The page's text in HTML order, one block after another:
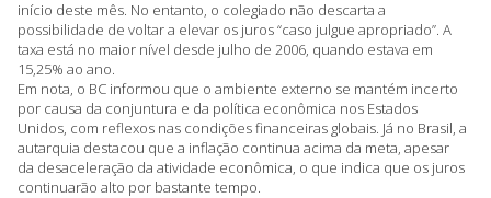
início deste mês. No entanto, o colegiado não descarta a
possibilidade de voltar a elevar os juros “caso julgue apropriado”. A
taxa está no maior nível desde julho de 2006, quando estava em
15,25% ao ano.
Em nota, o BC informou que o ambiente externo se mantém incerto
por causa da conjuntura e da política econômica nos Estados
Unidos, com reflexos nas condições financeiras globais. Já no Brasil, a
autarquia destacou que a inflação continua acima da meta, apesar
da desaceleração da atividade econômica, o que indica que os juros
continuarão alto por bastante tempo.